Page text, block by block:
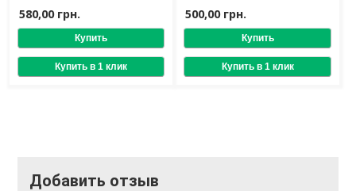
волосам
580,00 грн. 500,00 грн.
Добавить отзыв